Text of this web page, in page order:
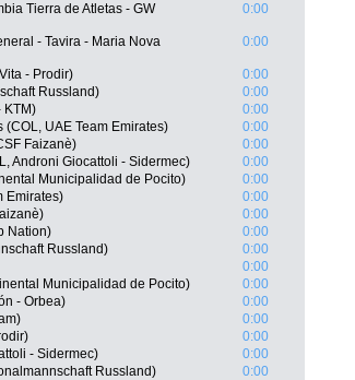
Tierra de Atletas - GW
0:00
- Tavira - Maria Nova
0:00
- Prodir)
0:00
Russland)
0:00
KTM)
0:00
UAE Team Emirates)
0:00
Faizanè)
0:00
Androni Giocattoli - Sidermec)
0:00
Municipalidad de Pocito)
0:00
Emirates)
0:00
0:00
Nation)
0:00
Russland)
0:00
0:00
Municipalidad de Pocito)
0:00
- Orbea)
0:00
0:00
0:00
- Sidermec)
0:00
Russland)
0:00